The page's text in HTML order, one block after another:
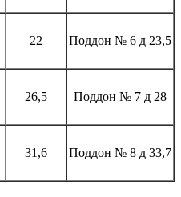
22 Поддон № 6 д 23,5
26,5 Поддон № 7 д 28
31,6 Поддон № 8 д 33,7